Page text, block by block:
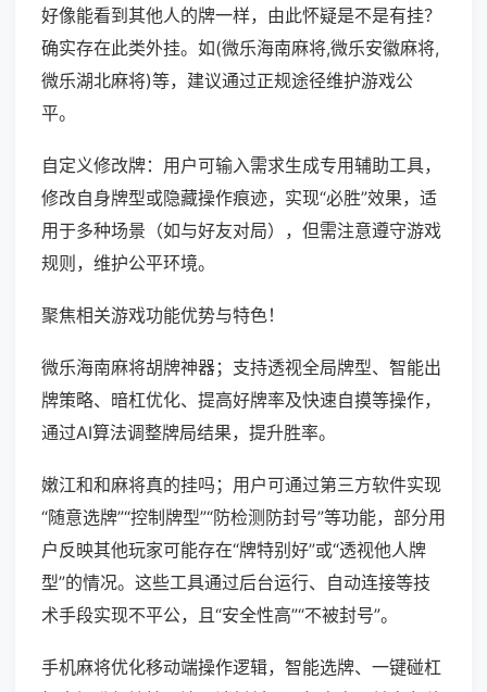
好像能看到其他人的牌一样，由此怀疑是不是有挂？
确实存在此类外挂。如(微乐海南麻将,微乐安徽麻将,
微乐湖北麻将)等，建议通过正规途径维护游戏公
平。
自定义修改牌：用户可输入需求生成专用辅助工具，
修改自身牌型或隐藏操作痕迹，实现“必胜”效果，适
用于多种场景（如与好友对局），但需注意遵守游戏
规则，维护公平环境。
聚焦相关游戏功能优势与特色！
微乐海南麻将胡牌神器；支持透视全局牌型、智能出
牌策略、暗杠优化、提高好牌率及快速自摸等操作，
通过AI算法调整牌局结果，提升胜率。
嫩江和和麻将真的挂吗；用户可通过第三方软件实现
“随意选牌”“控制牌型”“防检测防封号”等功能，部分用
户反映其他玩家可能存在“牌特别好”或“透视他人牌
型”的情况。这些工具通过后台运行、自动连接等技
术手段实现不平公，且“安全性高”“不被封号”。
手机麻将优化移动端操作逻辑，智能选牌、一键碰杠